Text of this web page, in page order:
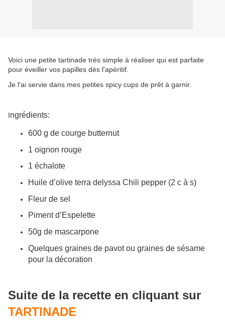
Voici une petite tartinade très simple à réaliser qui est parfaite
pour éveiller vos papilles dès l'apéritif.
Je l'ai servie dans mes petites spicy cups de prêt à garnir.
Ingrédients:
600 g de courge butternut
1 oignon rouge
1 échalote
Huile d’olive terra delyssa Chili pepper (2 c à s)
Fleur de sel
Piment d’Espelette
50g de mascarpone
Quelques graines de pavot ou graines de sésame
pour la décoration
Suite de la recette en cliquant sur
TARTINADE